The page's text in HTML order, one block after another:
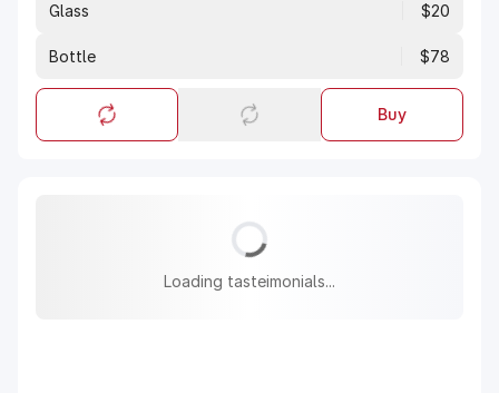
Glass $20
Bottle $78
Buy
Loading tasteimonials...